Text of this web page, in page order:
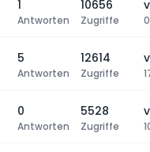
1
Antworten
10656
Zugriffe
5
Antworten
12614
Zugriffe
0
Antworten
5528
Zugriffe